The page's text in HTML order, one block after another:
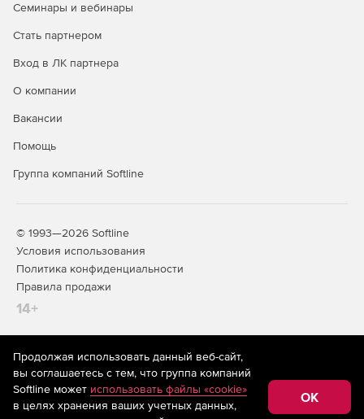
Семинары и вебинары
Стать партнером
Вход в ЛК партнера
О компании
Вакансии
Помощь
Группа компаний Softline
© 1993—2026 Softline
Условия использования
Политика конфиденциальности
Правила продажи
14+
На информационном ресурсе store.softline.ru применяются
рекомендательные технологии(информационные технологии
предоставления информации на основе сбора,
систематизации и анализа сведений, относящихся к
Продолжая использовать данный веб-сайт,
вы соглашаетесь с тем, что группа компаний
Softline может использовать файлы «cookie»
в целях хранения ваших учетных данных,
OK